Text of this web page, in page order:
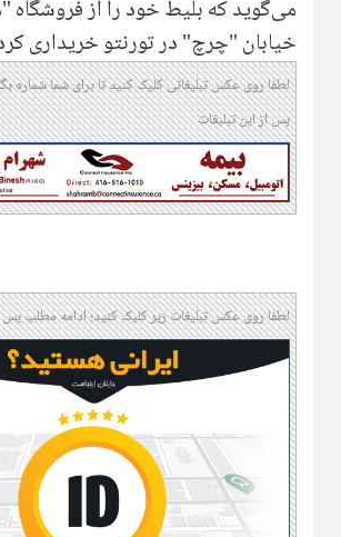
می‌گوید که بلیط خود را از
خیابان "چرچ" در تورنتو خریداری
لطفا روی عکس تبلیغاتی کلیک کنید تا برای شما شماره
پس از این تبلیغات
لطفا روی عکس تبلیغات زیر کلیک کنید؛ ادامه مطلب پس